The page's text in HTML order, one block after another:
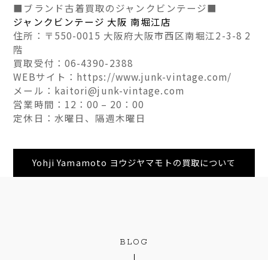
■ブランド古着買取のジャンクビンテージ■
ジャンクビンテージ 大阪 南堀江店
住所：〒550-0015 大阪府大阪市西区南堀江2-3-8 2
階
買取受付：06-4390-2388
WEBサイト：https://www.junk-vintage.com/
メール：kaitori@junk-vintage.com
営業時間：12：00 – 20：00
定休日：水曜日、隔週木曜日
Yohji Yamamoto ヨウジヤマモトの買取について
BLOG